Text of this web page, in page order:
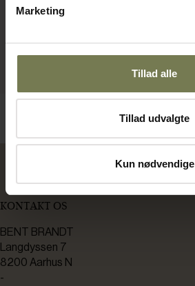
Marketing
Tillad alle
Tillad udvalgte
Kun nødvendige
KONTAKT OS
BENT BRANDT
Langdyssen 7
8200 Aarhus N
-